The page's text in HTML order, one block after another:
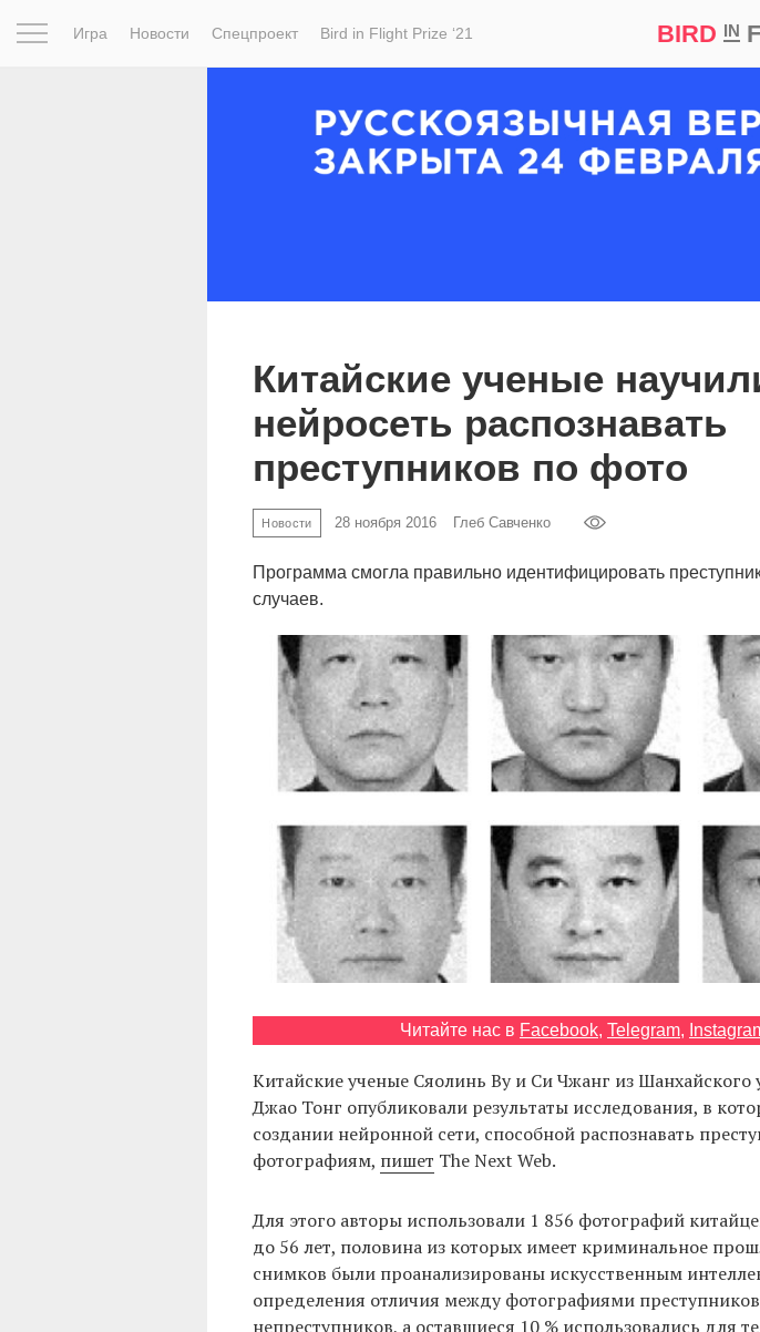
Игра Новости Спецпроект Bird in Flight Prize ‘21 BIRD IN
Китайские ученые
нейросеть распознавать
преступников по фото
Новости 28 ноября 2016 Глеб Савченко
Программа смогла правильно идентифицировать
случаев.
Читайте нас в Facebook, Telegram,
Китайские ученые Сяолинь Ву и Си Чжанг из Шанхайского
Джао Тонг опубликовали результаты исследования, в
создании нейронной сети, способной распознавать
фотографиям, пишет The Next Web.
Для этого авторы использовали 1 856 фотографий
до 56 лет, половина из которых имеет криминальное
снимков были проанализированы искусственным
определения отличия между фотографиями
непреступников, а оставшиеся 10 % использовались для